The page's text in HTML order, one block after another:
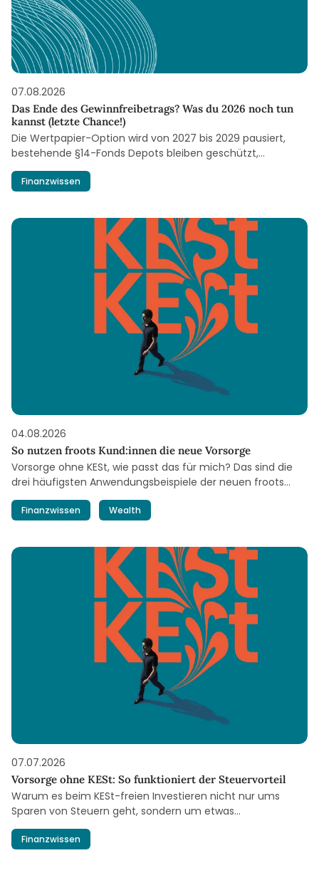
07.08.2026
Das Ende des Gewinnfreibetrags? Was du 2026 noch tun
kannst (letzte Chance!)
Die Wertpapier-Option wird von 2027 bis 2029 pausiert,
bestehende §14-Fonds Depots bleiben geschützt,
investieren geht heuer noch bis Mitte Dezember.
Finanzwissen
04.08.2026
So nutzen froots Kund:innen die neue Vorsorge
Vorsorge ohne KESt, wie passt das für mich? Das sind die
drei häufigsten Anwendungsbeispiele der neuen froots
Vorsorge – auf einen Blick.
Finanzwissen Wealth
07.07.2026
Vorsorge ohne KESt: So funktioniert der Steuervorteil
Warum es beim KESt-freien Investieren nicht nur ums
Sparen von Steuern geht, sondern um etwas
Grundlegenderes.
Finanzwissen